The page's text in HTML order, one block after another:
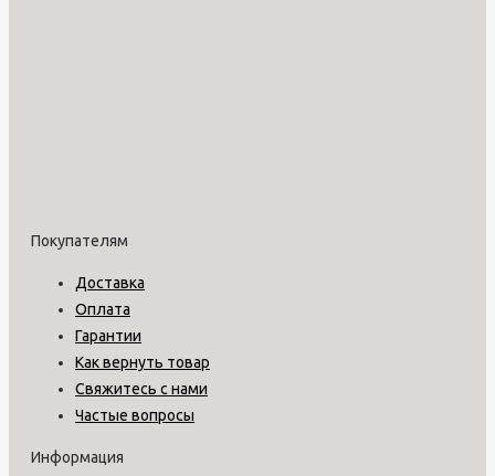
Покупателям
Доставка
Оплата
Гарантии
Как вернуть товар
Свяжитесь с нами
Частые вопросы
Информация